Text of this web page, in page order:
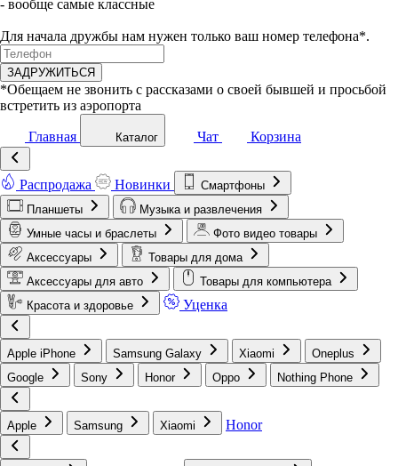
- вообще самые классные
Для начала дружбы нам нужен только ваш номер телефона*.
ЗАДРУЖИТЬСЯ
*Обещаем не звонить с рассказами о своей бывшей и просьбой
встретить из аэропорта
Главная Каталог Чат Корзина
Распродажа Новинки
Смартфоны
Планшеты
Музыка и развлечения
Умные часы и браслеты
Фото видео товары
Аксессуары
Товары для дома
Аксессуары для авто
Товары для компьютера
Красота и здоровье
Уценка
Apple iPhone Samsung Galaxy Xiaomi
Oneplus
Google
Sony Honor Oppo Nothing Phone
Apple Samsung Xiaomi Honor